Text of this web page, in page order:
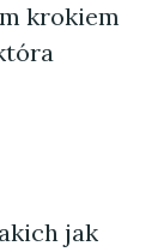
krokiem
jak